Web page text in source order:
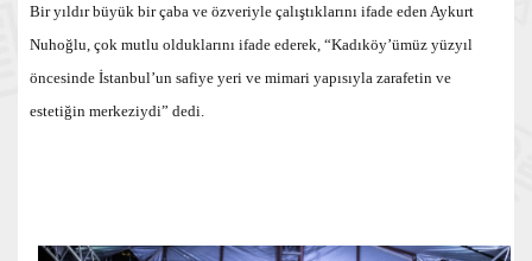
Bir yıldır büyük bir çaba ve özveriyle çalıştıklarını ifade eden Aykurt
Nuhoğlu, çok mutlu olduklarını ifade ederek, “Kadıköy’ümüz yüzyıl
öncesinde İstanbul’un safiye yeri ve mimari yapısıyla zarafetin ve
estetiğin merkeziydi” dedi.